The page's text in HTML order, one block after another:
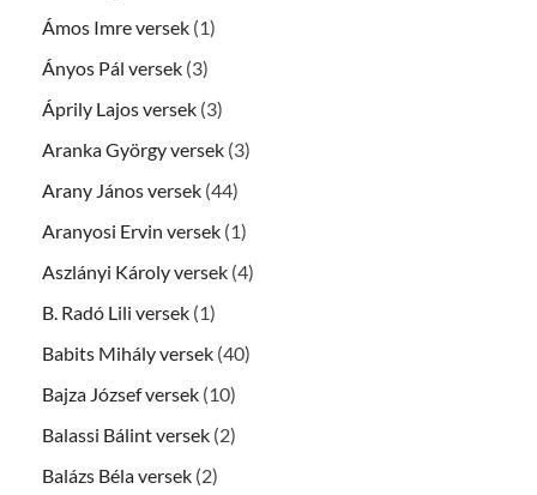
Ámos Imre versek (1)
Ányos Pál versek (3)
Áprily Lajos versek (3)
Aranka György versek (3)
Arany János versek (44)
Aranyosi Ervin versek (1)
Aszlányi Károly versek (4)
B. Radó Lili versek (1)
Babits Mihály versek (40)
Bajza József versek (10)
Balassi Bálint versek (2)
Balázs Béla versek (2)